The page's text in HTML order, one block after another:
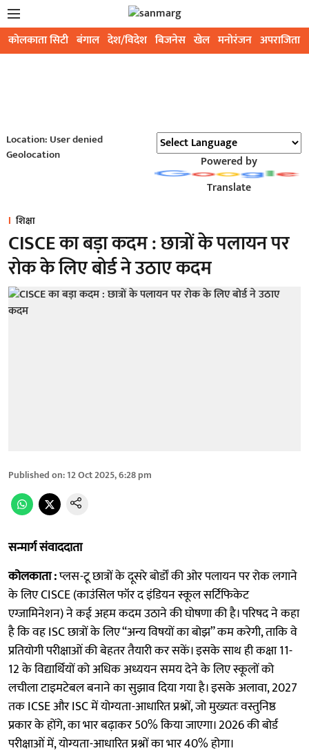
कोलकाता सिटी बंगाल देश/विदेश बिजनेस खेल मनोरंजन अपराजिता
Location: User denied
Geolocation
Powered by
Translate
शिक्षा
CISCE का बड़ा कदम : छात्रों के पलायन पर
रोक के लिए बोर्ड ने उठाए कदम
Published on:12 Oct 2025, 6:28 pm
सन्मार्ग संवाददाता
कोलकाता :प्लस-टू छात्रों के दूसरे बोर्डों की ओर पलायन पर रोक लगाने
के लिए CISCE (काउंसिल फॉर द इंडियन स्कूल सर्टिफिकेट
एग्जामिनेशन) ने कई अहम कदम उठाने की घोषणा की है। परिषद ने कहा
है कि वह ISC छात्रों के लिए “अन्य विषयों का बोझ” कम करेगी, ताकि वे
प्रतियोगी परीक्षाओं की बेहतर तैयारी कर सकें। इसके साथ ही कक्षा 11-
12 के विद्यार्थियों को अधिक अध्ययन समय देने के लिए स्कूलों को
लचीला टाइमटेबल बनाने का सुझाव दिया गया है। इसके अलावा, 2027
तक ICSE और ISC में योग्यता-आधारित प्रश्नों, जो मुख्यतः वस्तुनिष्ठ
प्रकार के होंगे, का भार बढ़ाकर 50% किया जाएगा। 2026 की बोर्ड
परीक्षाओं में, योग्यता-आधारित प्रश्नों का भार 40% होगा।